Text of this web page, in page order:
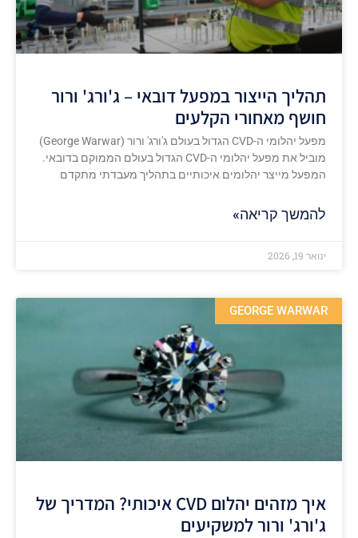
תהליך הייצור במפעל דובאי – ג'ורג' ורור
חושף מאחורי הקלעים
מפעל יהלומי ה-CVD הגדול בעולם ג'ורג' ורור (George Warwar)
מוביל את מפעל יהלומי ה-CVD הגדול בעולם הממוקם בדובאי.
המפעל מייצר יהלומים איכותיים בתהליך מעבדתי מתקדם
להמשך קריאה»
ינואר 19, 2026
GEORGE WARWAR
איך מזהים יהלום CVD איכותי? המדריך של
ג'ורג' ורור למשקיעים